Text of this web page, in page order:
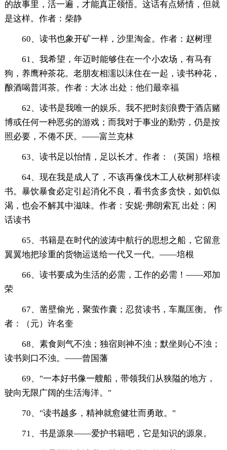
的故事里，活一遍，才能真正领悟。这话有点矫情，但就
是这样。作者：柴静
60、读书也象开矿一样，沙里淘金。作者：赵树理
61、我希望，年迈时能够住在一个小农场，有马有
狗，养鹰种茶花。老朋友相濡以沫住在一起，读书种花，
酿酒喝普洱茶。作者：大冰 出处：他们最幸福
62、读书是我唯一的娱乐。我不把时刻浪费于酒店赌
博或任何一种恶劣的游戏；而我对于事业的勤劳，仍是按
照必要，不倦不厌。——富兰克林
63、读书足以怡情，足以长才。作者：（英国）培根
64、现在我是成人了，不该再像伐木工人砍树那样读
书。暴饮暴食必定引起消化不良，看书贪多贪快，如饥似
渴，也会不解其中滋味。作者：安妮·弗朗索瓦 出处：闲
话读书
65、书籍是在时代的波涛中航行的思想之船，它留意
翼翼地把珍重的货物运送给一代又一代。——培根
66、读书要成为生活的必需，工作的必需！——邓加
荣
67、凿壁偷光，聚萤作囊；忍贫读书，车胤匡衡。 作
者：（元）许名奎
68、素食则气不浊；独宿则神不浊；默坐则心不浊；
读书则口不浊。——曾国藩
69、"一本好书像一艘船，带领我们从狭隘的地方，
驶向无限广阔的生活海洋。"
70、"读书越多，精神就愈健壮而勇敢。"
71、书是源泉——爱护书籍吧，它是知识的源泉。